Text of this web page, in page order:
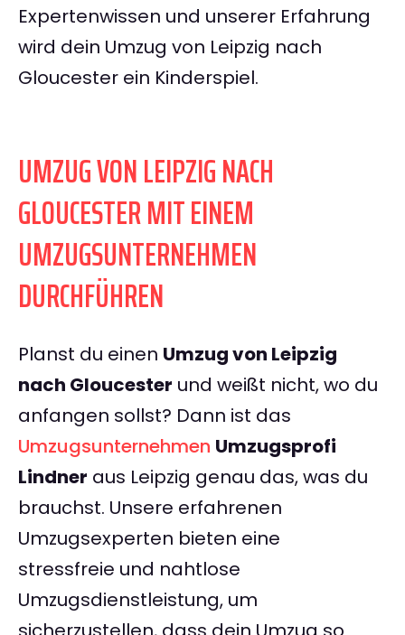
Expertenwissen und unserer Erfahrung
wird dein Umzug von Leipzig nach
Gloucester ein Kinderspiel.
UMZUG VON LEIPZIG NACH
GLOUCESTER MIT EINEM
UMZUGSUNTERNEHMEN
DURCHFÜHREN
Planst du einen Umzug von Leipzig
nach Gloucester und weißt nicht, wo du
anfangen sollst? Dann ist das
Umzugsunternehmen Umzugsprofi
Lindner aus Leipzig genau das, was du
brauchst. Unsere erfahrenen
Umzugsexperten bieten eine
stressfreie und nahtlose
Umzugsdienstleistung, um